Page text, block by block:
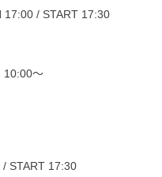
17:00 / START 17:30
10:00～
START 17:30